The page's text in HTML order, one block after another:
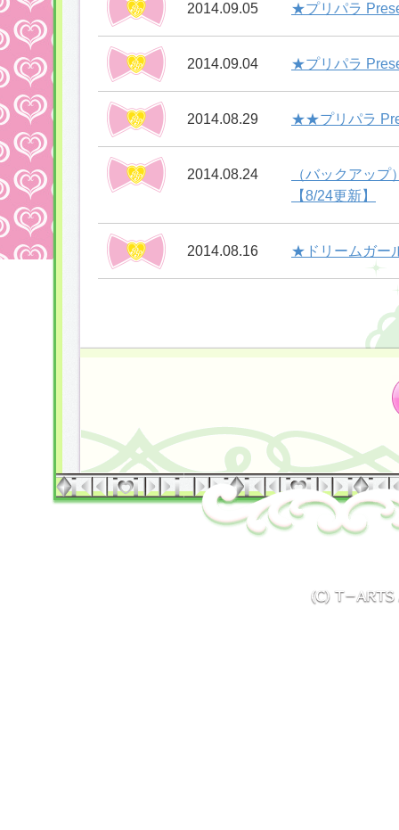
2014.09.05 ★プリパラ
2014.09.04 ★プリパラ
2014.08.29 ★★プリパラ
2014.08.24
（バックアッ
【8/24更新】
2014.08.16 ★ドリームガー